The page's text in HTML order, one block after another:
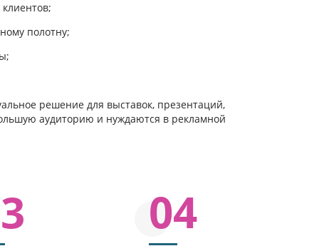
полотну;
решение для выставок, презентаций,
аудиторию и нуждаются в рекламной
04